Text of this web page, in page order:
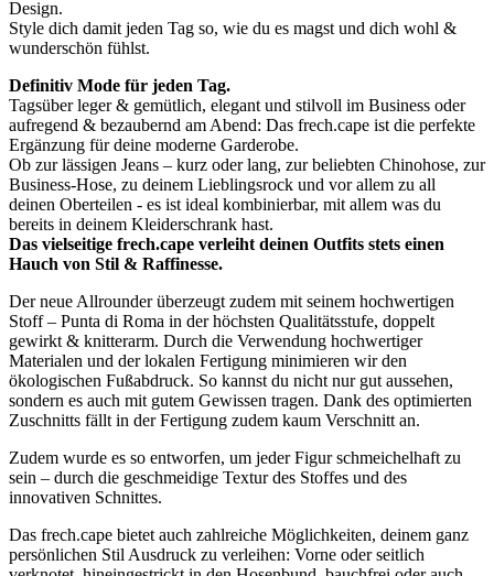
Design.
Style dich damit jeden Tag so, wie du es magst und dich wohl &
wunderschön fühlst.
Definitiv Mode für jeden Tag.
Tagsüber leger & gemütlich, elegant und stilvoll im Business oder
aufregend & bezaubernd am Abend: Das frech.cape ist die perfekte
Ergänzung für deine moderne Garderobe.
Ob zur lässigen Jeans – kurz oder lang, zur beliebten Chinohose, zur
Business-Hose, zu deinem Lieblingsrock und vor allem zu all
deinen Oberteilen - es ist ideal kombinierbar, mit allem was du
bereits in deinem Kleiderschrank hast.
Das vielseitige frech.cape verleiht deinen Outfits stets einen
Hauch von Stil & Raffinesse.
Der neue Allrounder überzeugt zudem mit seinem hochwertigen
Stoff – Punta di Roma in der höchsten Qualitätsstufe, doppelt
gewirkt & knitterarm. Durch die Verwendung hochwertiger
Materialen und der lokalen Fertigung minimieren wir den
ökologischen Fußabdruck. So kannst du nicht nur gut aussehen,
sondern es auch mit gutem Gewissen tragen. Dank des optimierten
Zuschnitts fällt in der Fertigung zudem kaum Verschnitt an.
Zudem wurde es so entworfen, um jeder Figur schmeichelhaft zu
sein – durch die geschmeidige Textur des Stoffes und des
innovativen Schnittes.
Das frech.cape bietet auch zahlreiche Möglichkeiten, deinem ganz
persönlichen Stil Ausdruck zu verleihen: Vorne oder seitlich